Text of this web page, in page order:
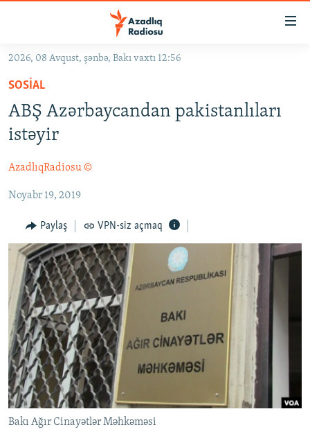
Əsas
qayıt
Əsas
naviqasiyaya
qayıt
Axtarışa
GÜNDƏM
KORRUPSIOMETR
#ƏSLINDƏ
FƏRQƏ BAX
QANUNI DOĞRU
ARAŞDIRMA
MULTIMEDIA
VIDEO
FOTOQALEREYA
İNFOQRAFIKA
KARIKATURA
RADIO ARXIV
OXU ZALI
AZƏRBAYCAN ƏDƏBIYYATI KITABXANASI
İSLAM VƏ DEMOKRATIYA
İZ - MƏDƏNIYYƏT PROQRAMI
HAQQIMIZDA
MISSIYAMIZ
PEŞƏ ETIKASI VƏ JURNALISTIKA STANDARTLARIMIZ
MATERIALLARIMIZDAN ISTIFADƏ
AZADLIQRADIOSU MOBIL TELEFONUNUZDA
BIZIMLƏ ƏLAQƏ
BIZI IZLƏ
RFE/RL-in bütün saytları
2026, 08 Avqust, şənbə, Bakı vaxtı 12:56
SOSIAL
ABŞ Azərbaycandan pakistanlıları
istəyir
AzadlıqRadiosu ©
Noyabr 19, 2019
Paylaş VPN-siz açmaq
Bakı Ağır Cinayətlər Məhkəməsi